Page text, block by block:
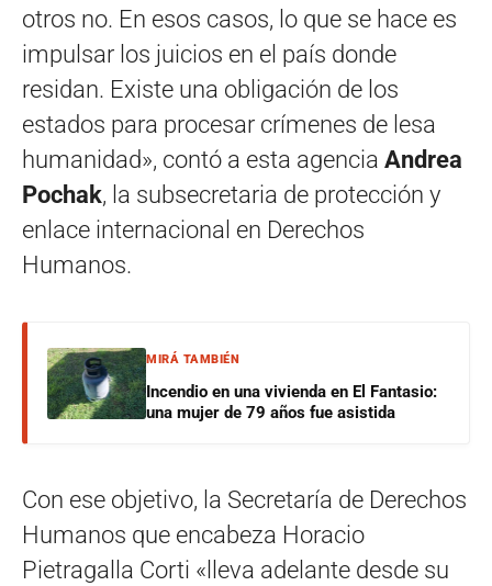
otros no. En esos casos, lo que se hace es
impulsar los juicios en el país donde
residan. Existe una obligación de los
estados para procesar crímenes de lesa
humanidad», contó a esta agencia Andrea
Pochak, la subsecretaria de protección y
enlace internacional en Derechos
Humanos.
MIRÁ TAMBIÉN
Incendio en una vivienda en El Fantasio:
una mujer de 79 años fue asistida
Con ese objetivo, la Secretaría de Derechos
Humanos que encabeza Horacio
Pietragalla Corti «lleva adelante desde su